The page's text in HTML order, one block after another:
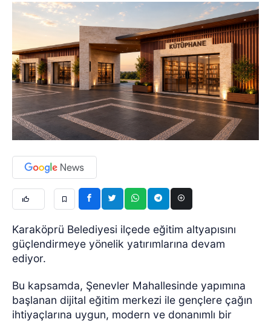
Karaköprü Belediyesi ilçede eğitim altyapısını
güçlendirmeye yönelik yatırımlarına devam
ediyor.
Bu kapsamda, Şenevler Mahallesinde yapımına
başlanan dijital eğitim merkezi ile gençlere çağın
ihtiyaçlarına uygun, modern ve donanımlı bir